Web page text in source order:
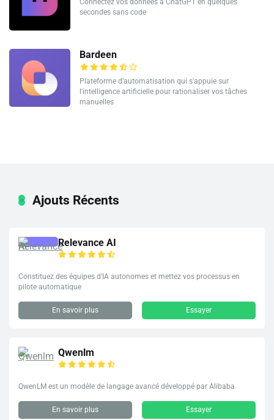
secondes sans code
Bardeen
Plateforme d'automatisation qui s'appuie sur
l'intelligence artificielle pour rationaliser vos tâches
manuelles
Ajouts Récents
Relevance AI
Constituez des équipes d'IA autonomes et mettez vos processus en
pilote automatique
En savoir plus Essayer
Qwenlm
QwenLM est un modèle de langage avancé développé par Alibaba
En savoir plus Essayer